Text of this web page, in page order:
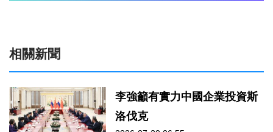
相關新聞
李強籲有實力中國企業投資斯
洛伐克